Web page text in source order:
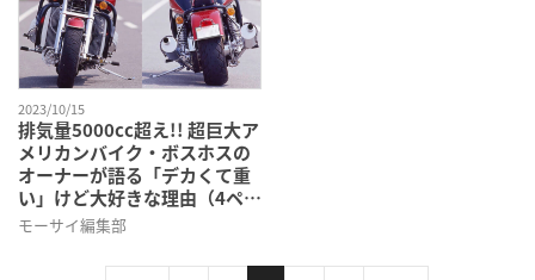
2023/10/15
排気量5000cc超え!! 超巨大ア
メリカンバイク・ボスホスの
オーナーが語る「デカくて重
い」けど大好きな理由（4ペー
ジ目）
モーサイ編集部